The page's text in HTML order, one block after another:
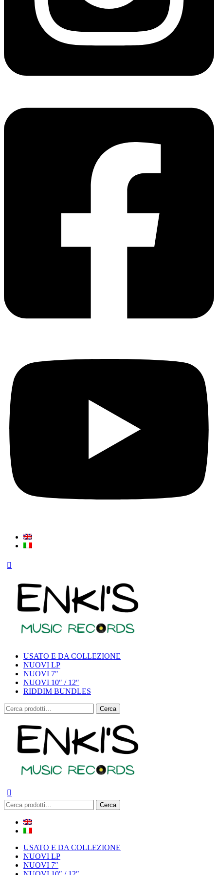
USATO E DA COLLEZIONE
NUOVI LP
NUOVI 7″
NUOVI 10″ / 12″
RIDDIM BUNDLES
Cerca:
Cerca
Cerca: Cerca
USATO E DA COLLEZIONE
NUOVI LP
NUOVI 7″